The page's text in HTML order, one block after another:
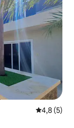
4,8 (5)